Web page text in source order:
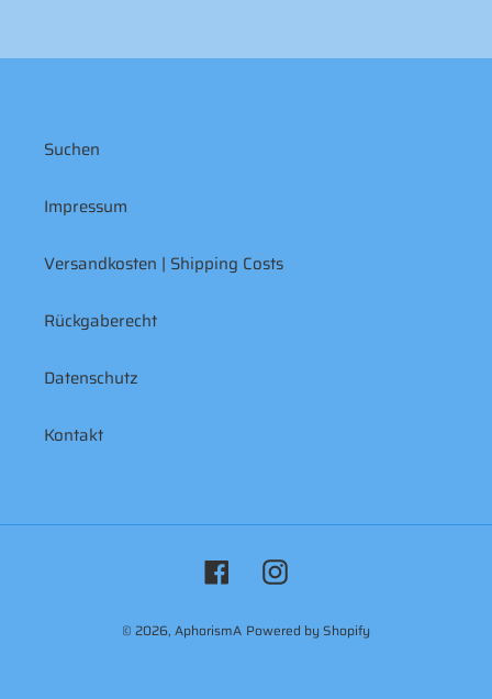
Suchen
Impressum
Versandkosten | Shipping Costs
Rückgaberecht
Datenschutz
Kontakt
FacebookInstagram
© 2026, AphorismA Powered by Shopify